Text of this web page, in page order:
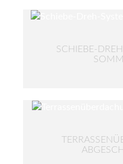
SCHIEBE-